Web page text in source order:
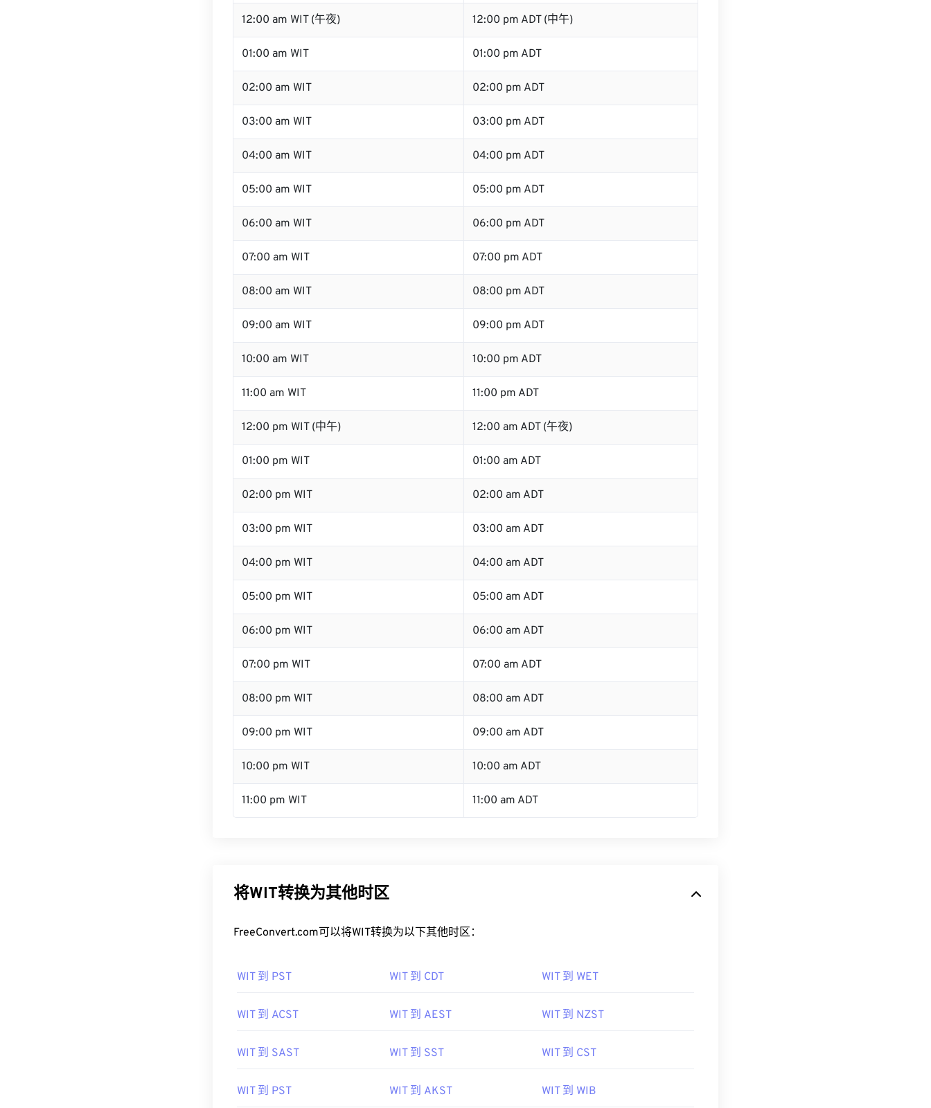
12:00 am WIT (午夜) 12:00 pm ADT (中午)
01:00 am WIT 01:00 pm ADT
02:00 am WIT 02:00 pm ADT
03:00 am WIT 03:00 pm ADT
04:00 am WIT 04:00 pm ADT
05:00 am WIT 05:00 pm ADT
06:00 am WIT 06:00 pm ADT
07:00 am WIT 07:00 pm ADT
08:00 am WIT 08:00 pm ADT
09:00 am WIT 09:00 pm ADT
10:00 am WIT 10:00 pm ADT
11:00 am WIT 11:00 pm ADT
12:00 pm WIT (中午) 12:00 am ADT (午夜)
01:00 pm WIT 01:00 am ADT
02:00 pm WIT 02:00 am ADT
03:00 pm WIT 03:00 am ADT
04:00 pm WIT 04:00 am ADT
05:00 pm WIT 05:00 am ADT
06:00 pm WIT 06:00 am ADT
07:00 pm WIT 07:00 am ADT
08:00 pm WIT 08:00 am ADT
09:00 pm WIT 09:00 am ADT
10:00 pm WIT 10:00 am ADT
11:00 pm WIT 11:00 am ADT
将WIT转换为其他时区
FreeConvert.com可以将WIT转换为以下其他时区：
WIT 到 PST WIT 到 CDT WIT 到 WET
WIT 到 ACST WIT 到 AEST WIT 到 NZST
WIT 到 SAST WIT 到 SST WIT 到 CST
WIT 到 PST WIT 到 AKST WIT 到 WIB